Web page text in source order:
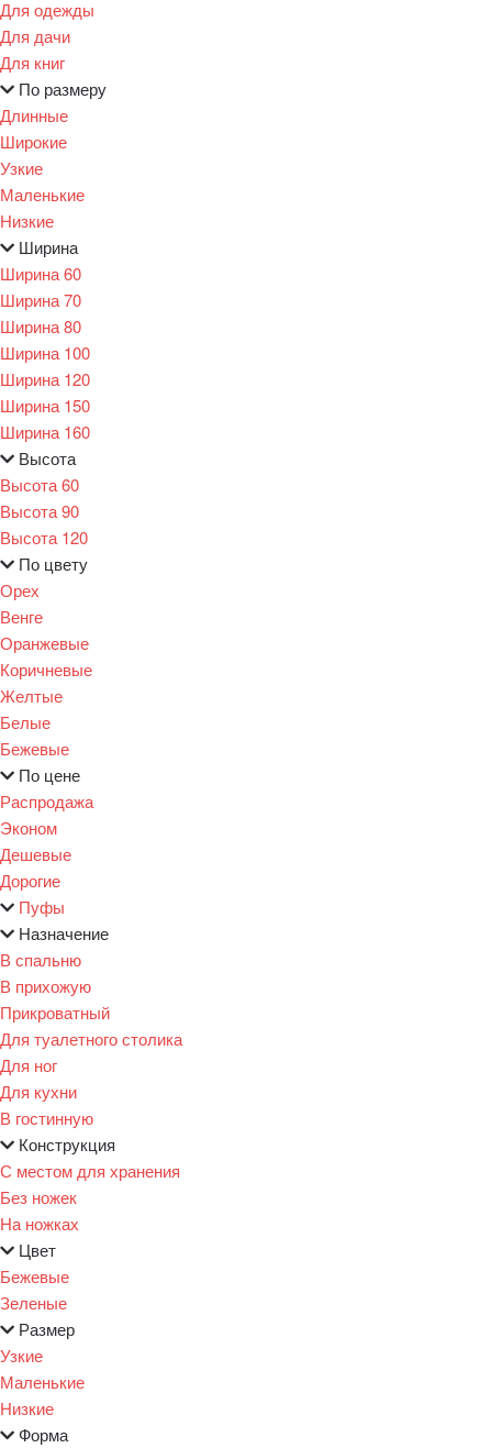
Для одежды
Для дачи
Для книг
По размеру
Длинные
Широкие
Узкие
Маленькие
Низкие
Ширина
Ширина 60
Ширина 70
Ширина 80
Ширина 100
Ширина 120
Ширина 150
Ширина 160
Высота
Высота 60
Высота 90
Высота 120
По цвету
Орех
Венге
Оранжевые
Коричневые
Желтые
Белые
Бежевые
По цене
Распродажа
Эконом
Дешевые
Дорогие
Пуфы
Назначение
В спальню
В прихожую
Прикроватный
Для туалетного столика
Для ног
Для кухни
В гостинную
Конструкция
С местом для хранения
Без ножек
На ножках
Цвет
Бежевые
Зеленые
Размер
Узкие
Маленькие
Низкие
Форма